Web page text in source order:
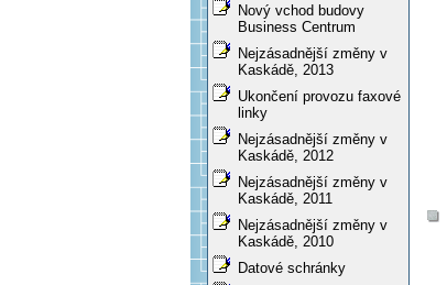
Nový vchod budovy
Business Centrum
Nejzásadnější změny v
Kaskádě, 2013
Ukončení provozu faxové
linky
Nejzásadnější změny v
Kaskádě, 2012
Nejzásadnější změny v
Kaskádě, 2011
Nejzásadnější změny v
Kaskádě, 2010
Datové schránky